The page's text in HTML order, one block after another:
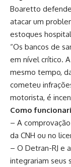
Boaretto
atacar um
estoques
“Os bancos de
em nível crítico.
mesmo tempo,
cometeu
motorista, é
Como
– A
da CNH ou no
– O Detran-RJ e
integrariam seus